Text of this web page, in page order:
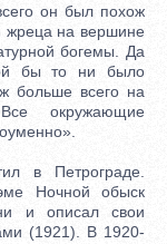
он был похож
жреца на вершине
богемы. Да
бы то ни было
больше всего на
окружающие
в Петрограде.
Ночной обыск
и описал свои
(1921). В 1920-